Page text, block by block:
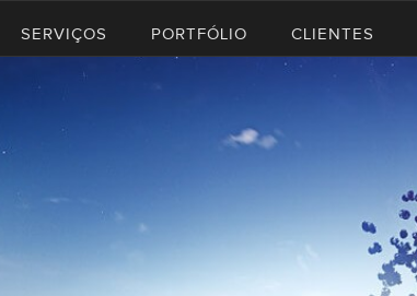
SERVIÇOS PORTFÓLIO CLIENTES